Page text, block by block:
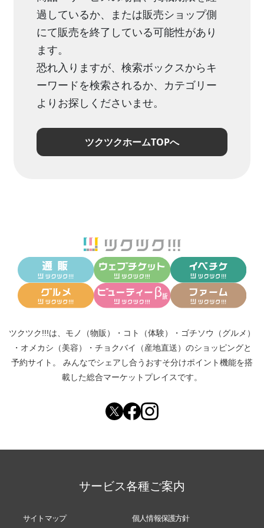
過しているか、または販売ショップ側
にて販売を終了している可能性があり
ます。
恐れ入りますが、検索ボックスからキ
ーワードを検索されるか、カテゴリー
よりお探しくださいませ。
ツクツクホームTOPへ
ツクツク!!!は、 モノ（物販） ・ コト（体験） ・ ゴチソウ（グルメ）
・ オメカシ（美容） ・ チョクバイ（産地直送） のショッピングと
予約サイト。
みんなでシェアし合う おすそ分けポイント機能を搭
載した総合マーケットプレイスです。
サービス各種ご案内
サイトマップ 個人情報保護方針